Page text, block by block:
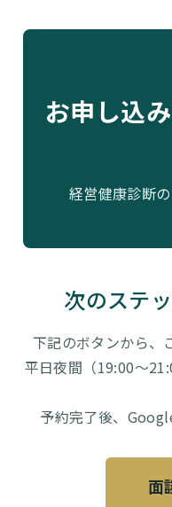
お申し込
経営健康診断
次のステ
下記のボタンから、
平日夜間（19:00〜
予約完了後、
面